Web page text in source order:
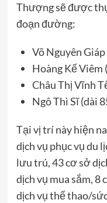
Thượng sẽ được
đoạn đường:
Võ Nguyên
Hoàng Kế Viêm
Châu Thị Vĩnh
Ngô Thì Sĩ (dài
Tại vị trí này hiện
dịch vụ phục vụ du
lưu trú, 43 cơ sở
dịch vụ mua sắm, 8
dịch vụ thể thao/